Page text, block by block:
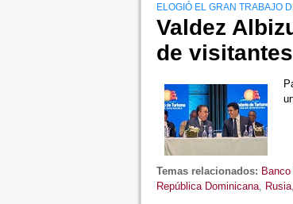
ELOGIÓ EL GRAN TRABAJO
Valdez
de
Temas relacionados: Banco
República Dominicana, Rusia,